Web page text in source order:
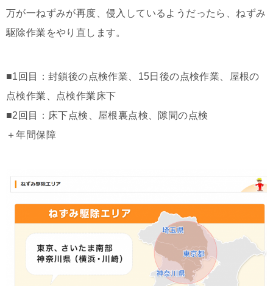
万が一ねずみが再度、侵入しているようだったら、ねずみ
駆除作業をやり直します。
■1回目：封鎖後の点検作業、15日後の点検作業、屋根の
点検作業、点検作業床下
■2回目：床下点検、屋根裏点検、隙間の点検
＋年間保障